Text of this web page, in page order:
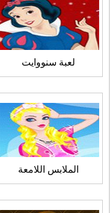
لعبة سنووايت
الملابس اللامعة